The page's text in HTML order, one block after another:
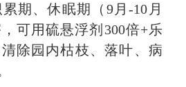
、休眠期（9月-10月
可用硫悬浮剂300倍+乐
除园内枯枝、落叶、病